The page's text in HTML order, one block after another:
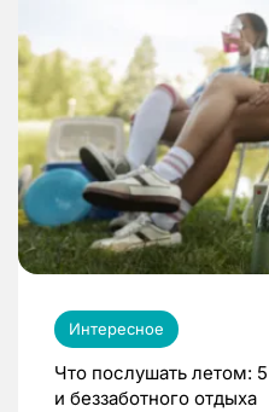
Интересное
Что послушать летом:
и беззаботного отдыха